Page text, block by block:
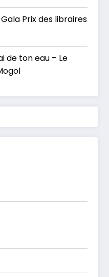
Prix des libraires
de ton eau – Le